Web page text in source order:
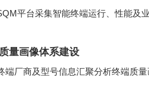
平台采集智能终端运行、性能及
量画像体系建设
端厂商及型号信息汇聚分析终端质